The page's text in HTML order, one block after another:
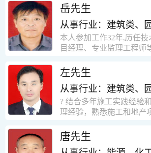
思想积极上进，接受能力
有很强的团队精神和集体
真负责，有很强的责任心
实、厚重的学风。为人正
重。有强烈的上进心、事
工作学习认真踏实，能够
心强。 性格外向、开
际关系和一定的组织能力
责、积极肯干。我有信心
位上发挥自己的才能!积极
的字典中没有“放弃”，始
快掌握一种新事物的能力
许我不是最好的，但我会
岳先生
从事行业：建筑类、
本人参加工作32年,历任
目经理、专业监理工程师
计，工程经济技术分析，
各种岗位，组织协调能力
适用工地管理． 本人1978
年参加工作，至今已在建
年。从1978年进入本县建
目经理、专业监理工程师
多各种结构的工业及民用
1986年就职于新疆乌鲁木
左先生
从事行业：建筑类、
? 结合多年施工实践经验
理经验，熟悉施工和地产
意识，丰富的经营理念和
立处理各种工程技术问题
唐先生